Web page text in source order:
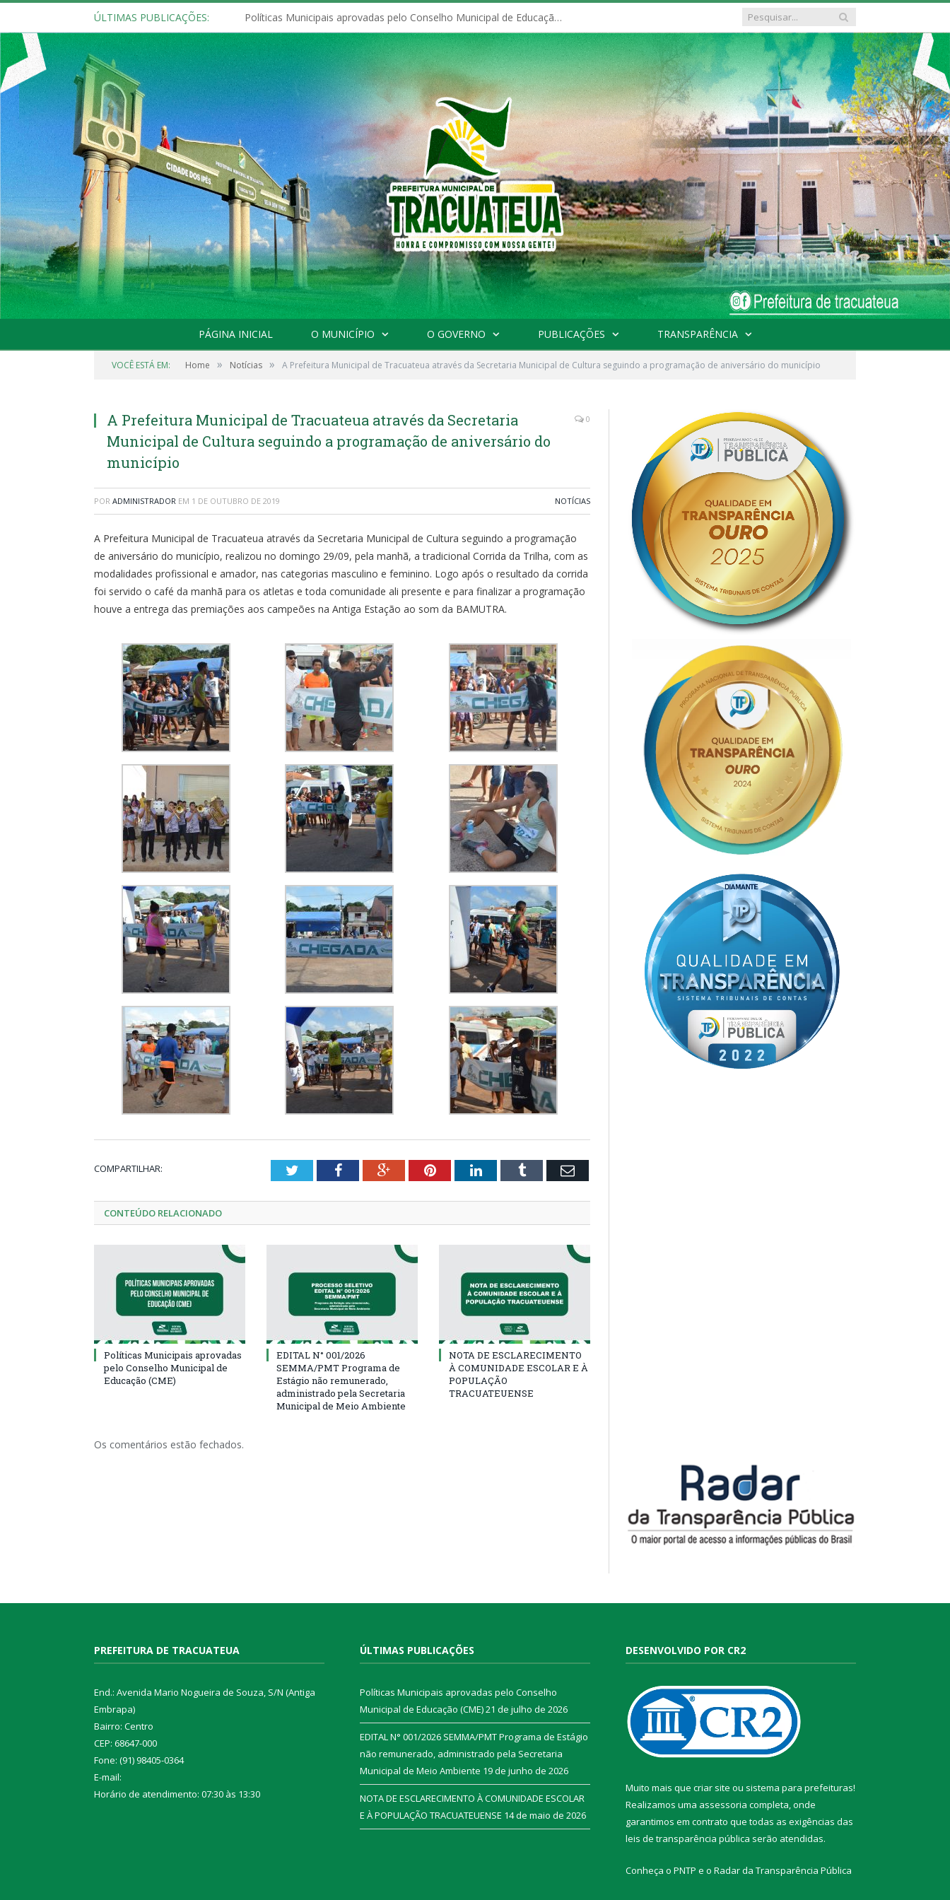
ÚLTIMAS PUBLICAÇÕES: Políticas Municipais aprovadas pelo Conselho Municipal de Educação (CME)
PÁGINA INICIAL O MUNICÍPIO O GOVERNO PUBLICAÇÕES TRANSPARÊNCIA
VOCÊ ESTÁ EM: Home » Notícias » A Prefeitura Municipal de Tracuateua através da Secretaria Municipal de Cultura seguindo a programação de aniversário do município
A Prefeitura Municipal de Tracuateua através da Secretaria
Municipal de Cultura seguindo a programação de aniversário do
município
0
POR ADMINISTRADOR EM 1 DE OUTUBRO DE 2019 NOTÍCIAS
A Prefeitura Municipal de Tracuateua através da Secretaria Municipal de Cultura seguindo a programação
de aniversário do município, realizou no domingo 29/09, pela manhã, a tradicional Corrida da Trilha, com as
modalidades profissional e amador, nas categorias masculino e feminino. Logo após o resultado da corrida
foi servido o café da manhã para os atletas e toda comunidade ali presente e para finalizar a programação
houve a entrega das premiações aos campeões na Antiga Estação ao som da BAMUTRA.
COMPARTILHAR: TwitterFacebookGoogle+PinterestLinkedInTumblr Email
CONTEÚDO RELACIONADO
Políticas Municipais aprovadas
pelo Conselho Municipal de
Educação (CME)
EDITAL N° 001/2026
SEMMA/PMT Programa de
Estágio não remunerado,
administrado pela Secretaria
Municipal de Meio Ambiente
NOTA DE ESCLARECIMENTO
À COMUNIDADE ESCOLAR E À
POPULAÇÃO
TRACUATEUENSE
Os comentários estão fechados.
PREFEITURA DE TRACUATEUA
End.: Avenida Mario Nogueira de Souza, S/N (Antiga
Embrapa)
Bairro: Centro
CEP: 68647-000
Fone: (91) 98405-0364
E-mail:
Horário de atendimento: 07:30 às 13:30
ÚLTIMAS PUBLICAÇÕES
Políticas Municipais aprovadas pelo Conselho
Municipal de Educação (CME)21 de julho de 2026
EDITAL N° 001/2026 SEMMA/PMT Programa de Estágio
não remunerado, administrado pela Secretaria
Municipal de Meio Ambiente 19 de junho de 2026
NOTA DE ESCLARECIMENTO À COMUNIDADE ESCOLAR
E À POPULAÇÃO TRACUATEUENSE 14 de maio de 2026
DESENVOLVIDO POR CR2
Muito mais que criar site ou sistema para prefeituras!
Realizamos uma assessoria completa, onde
garantimos em contrato que todas as exigências das
leis de transparência pública serão atendidas.
Conheça o PNTP e o Radar da Transparência Pública